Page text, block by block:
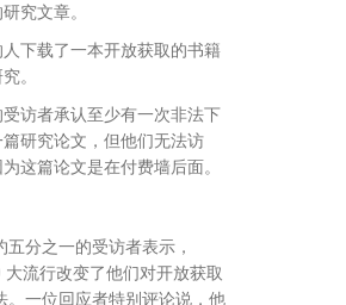
究文章。
下载了一本开放获取的书籍
。
访者承认至少有一次非法下
研究论文，但他们无法访
这篇论文是在付费墙后面。
五分之一的受访者表示，
大流行改变了他们对开放获取
。一位回应者特别评论说，他